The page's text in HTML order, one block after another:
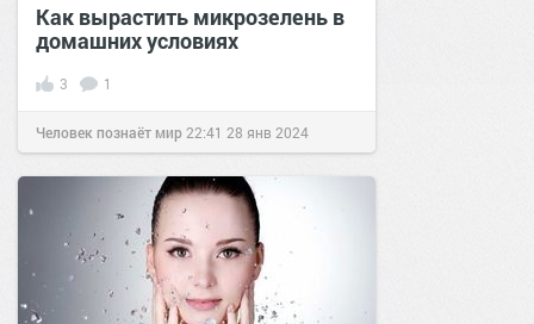
Как вырастить микрозелень в
домашних условиях
3 1
Человек познаёт мир 22:41 28 янв 2024